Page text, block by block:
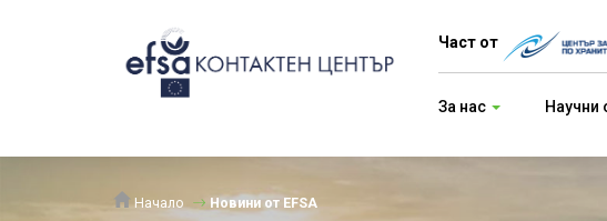
Част от
За нас Научни
Начало Новини от EFSA